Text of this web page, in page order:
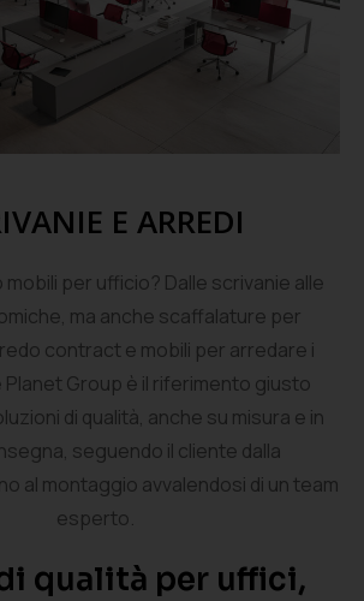
E ARREDI
per ufficio? Dalle scrivanie alle
ma anche scaffalature per
contract e mobili per arredare i
Group è il riferimento giusto
di qualità, anche su misura e in
seguendo il cliente dalla
al montaggio avvalendosi di un team
esperto.
qualità per uffici,